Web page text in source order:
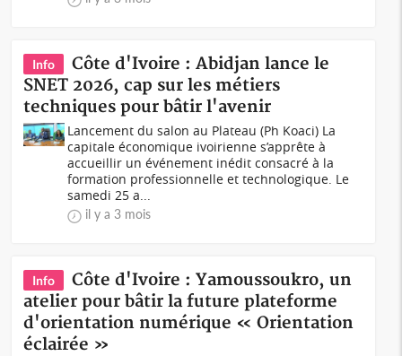
Info
Côte d'Ivoire : Abidjan lance le
SNET 2026, cap sur les métiers
techniques pour bâtir l'avenir
Lancement du salon au Plateau (Ph Koaci) La
capitale économique ivoirienne s’apprête à
accueillir un événement inédit consacré à la
formation professionnelle et technologique. Le
samedi 25 a...
il y a 3 mois
Info
Côte d'Ivoire : Yamoussoukro, un
atelier pour bâtir la future plateforme
d'orientation numérique « Orientation
éclairée »